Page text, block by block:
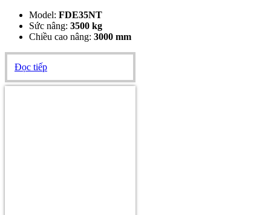
Model: FDE35NT
Sức nâng: 3500 kg
Chiều cao nâng: 3000 mm
Đọc tiếp